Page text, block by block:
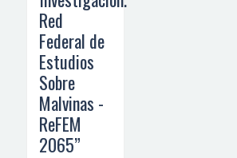
Red
Federal de
Estudios
Sobre
Malvinas -
ReFEM
2065”